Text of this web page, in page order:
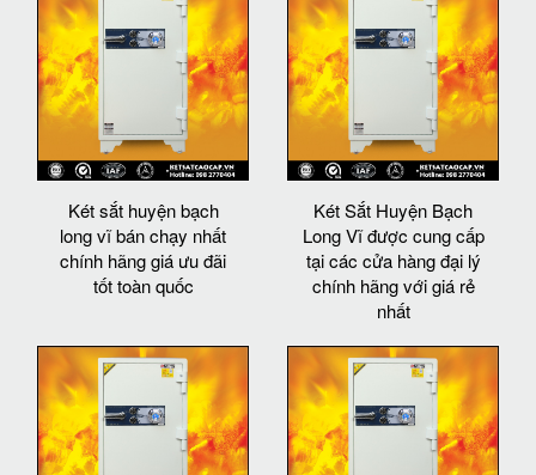
Két sắt huyện bạch
long vĩ bán chạy nhất
chính hãng giá ưu đãi
tốt toàn quốc
Két Sắt Huyện Bạch
Long Vĩ được cung cấp
tại các cửa hàng đại lý
chính hãng với giá rẻ
nhất